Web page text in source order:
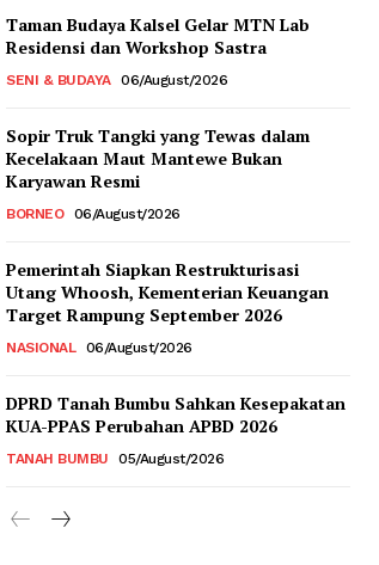
Taman Budaya Kalsel Gelar MTN Lab
Residensi dan Workshop Sastra
SENI & BUDAYA 06/August/2026
Sopir Truk Tangki yang Tewas dalam
Kecelakaan Maut Mantewe Bukan
Karyawan Resmi
BORNEO 06/August/2026
Pemerintah Siapkan Restrukturisasi
Utang Whoosh, Kementerian Keuangan
Target Rampung September 2026
NASIONAL 06/August/2026
DPRD Tanah Bumbu Sahkan Kesepakatan
KUA-PPAS Perubahan APBD 2026
TANAH BUMBU 05/August/2026